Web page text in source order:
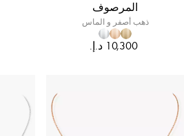
المرصوف
ذهب أصفر و الماس